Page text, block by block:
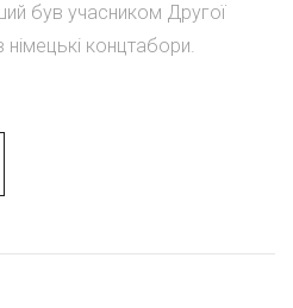
був учасником Другої
німецькі концтабори.